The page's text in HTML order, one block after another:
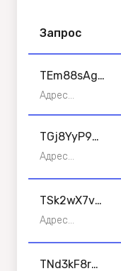
Запрос
TEm88sAga
vKhbsyG4v
KoooxgZQq
7t1NZ2o8
Адрес
TRON
TGj8YyP9w
R6bB4xVhC
1o2g5LmZ7
fP3nDzQ
Адрес
TRON
TSk2wX7vH
8nQ5yZ6tP
3rF9o1aM4j
E2bVcQ
Адрес
TRON
TNd3kF8rW